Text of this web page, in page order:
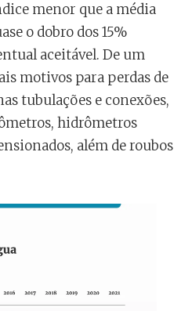
menor que a média
o dobro dos 15%
aceitável. De um
motivos para perdas de
tubulações e conexões,
hidrômetros
além de roubos